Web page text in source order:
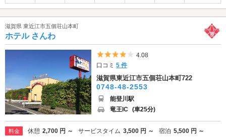
滋賀県 東近江市五個荘山本町
ホテル さんわ
5つ星のうち4
4.08
口コミ5 件
滋賀県東近江市五個荘山本町722
0748-48-2553
能登川駅
竜王IC (車25分)
料金 休憩 2,700 円 ～ サービスタイム 3,500 円 ～ 宿泊 5,500 円 ～